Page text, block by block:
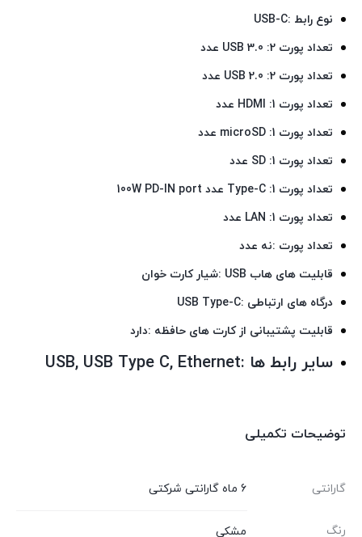
نوع رابط :USB-C
تعداد پورت USB 3.0 :2 عدد
تعداد پورت USB 2.0 :2 عدد
تعداد پورت HDMI :1 عدد
تعداد پورت microSD :1 عدد
تعداد پورت SD :1 عدد
تعداد پورت Type-C :1 عدد 100W PD-IN port
تعداد پورت LAN :1 عدد
تعداد پورت :نه عدد
قابلیت های هاب USB :شیار کارت خوان
درگاه های ارتباطی :USB Type-C
قابلیت پشتیبانی از کارت های حافظه :دارد
سایر رابط ها :USB, USB Type C, Ethernet
توضیحات تکمیلی
گارانتی 6 ماه گارانتی شرکتی
رنگ مشکی